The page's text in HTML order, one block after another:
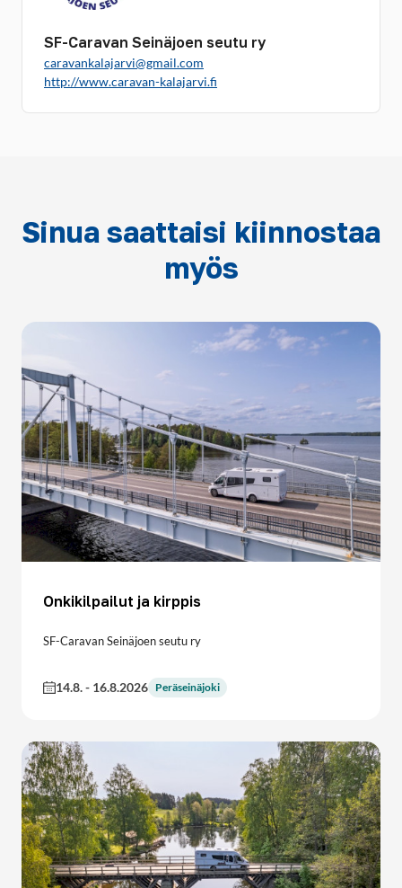
SF-Caravan Seinäjoen seutu ry
caravankalajarvi@gmail.com
http://www.caravan-kalajarvi.fi
Sinua saattaisi kiinnostaa
myös
Onkikilpailut ja kirppis
SF-Caravan Seinäjoen seutu ry
14.8.- 16.8.2026 Peräseinäjoki